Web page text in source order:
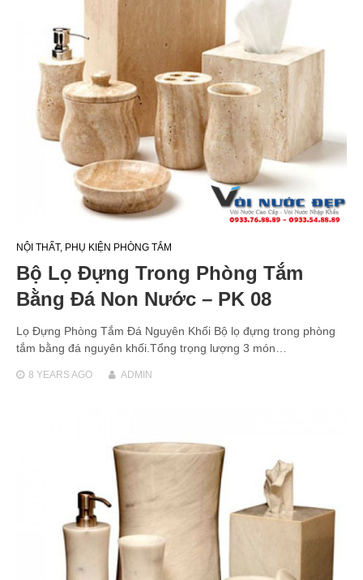
NỘI THẤT, PHỤ KIỆN PHÒNG TẮM
Bộ Lọ Đựng Trong Phòng Tắm
Bằng Đá Non Nước – PK 08
Lọ Đựng Phòng Tắm Đá Nguyên Khối Bộ lọ đựng trong phòng
tắm bằng đá nguyên khối.Tổng trọng lượng 3 món…
8 YEARSAGO ADMIN